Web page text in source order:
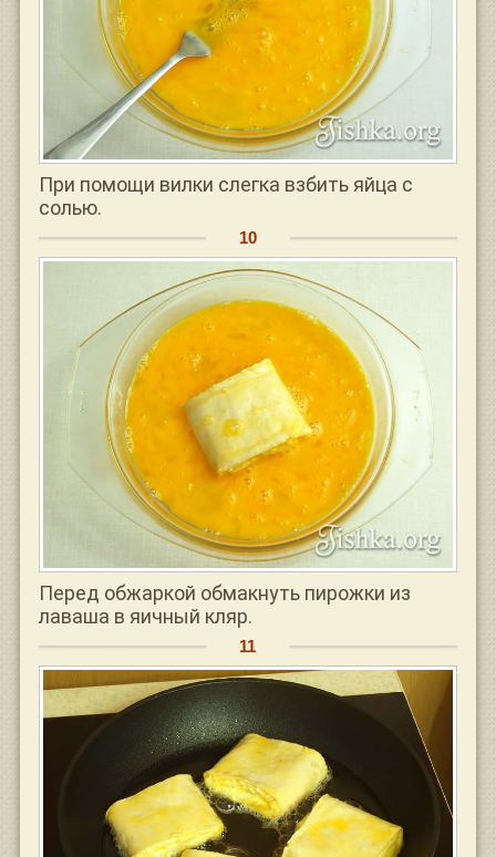
При помощи вилки слегка взбить яйца с
солью.
Перед обжаркой обмакнуть пирожки из
лаваша в яичный кляр.